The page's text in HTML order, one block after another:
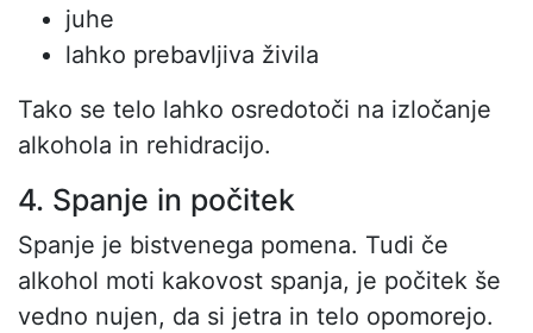
juhe
lahko prebavljiva živila
Tako se telo lahko osredotoči na izločanje
alkohola in rehidracijo.
4. Spanje in počitek
Spanje je bistvenega pomena. Tudi če
alkohol moti kakovost spanja, je počitek še
vedno nujen, da si jetra in telo opomorejo.